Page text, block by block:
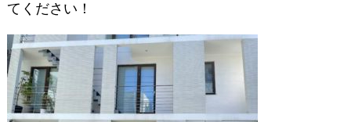
てください！